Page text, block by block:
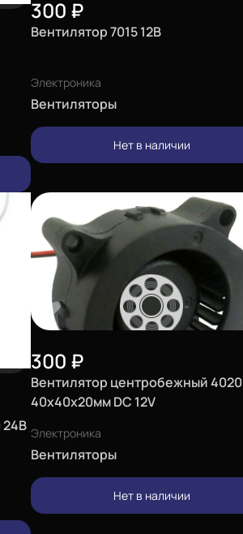
300 ₽
Вентилятор 7015 12В
Электроника
Вентиляторы
Нет в наличии
24В
300 ₽
Вентилятор центробежный 4020
40х40х20мм DC 12V
Электроника
Вентиляторы
Нет в наличии